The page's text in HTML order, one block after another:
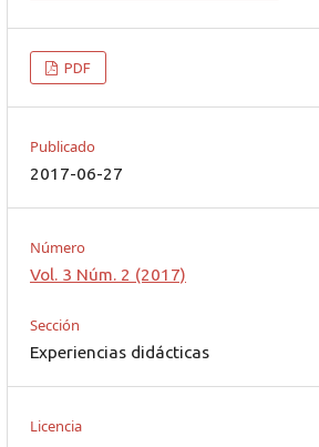
PDF
Publicado
2017-06-27
Número
Vol. 3 Núm. 2 (2017)
Sección
Experiencias didácticas
Licencia